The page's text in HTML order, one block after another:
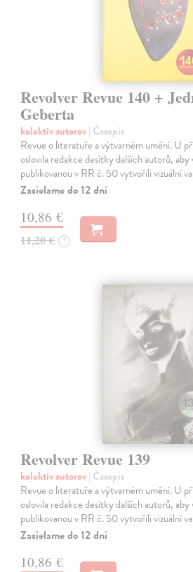
Revolver Revue 140 +
Geberta
kolektív autorov| Časopis
Revue o literatuře a výtvarném umění. U
oslovila redakce desítky dalších autorů, aby
publikovanou v RR č. 50 vytvořili vizuální
Zasielame do 12 dní
10,86 €
11,20 € ?
Revolver Revue 139
kolektív autorov| Časopis
Revue o literatuře a výtvarném umění. U
oslovila redakce desítky dalších autorů, aby
publikovanou v RR č. 50 vytvořili vizuální
Zasielame do 12 dní
10,86 €